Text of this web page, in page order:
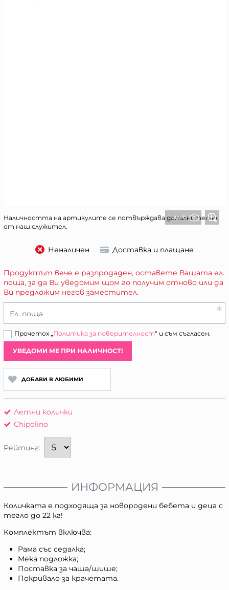
1 от 6
Наличността на артикулите се потвърждава допълнително
от наш служител.
Неналичен Доставка и плащане
Продуктът вече е разпродаден, оставете Вашата ел.
поща, за да Ви уведомим щом го получим отново или да
Ви предложим негов заместител.
Ел. поща
Прочетох „Политика за поверителност“ и съм съгласен.
УВЕДОМИ МЕ ПРИ НАЛИЧНОСТ!
ДОБАВИ В ЛЮБИМИ
Летни колички
Chipolino
Рейтинг:
ИНФОРМАЦИЯ
Количката е подходяща за новородени бебета и деца с
тегло до 22 кг!
Комплектът включва:
Рама със седалка;
Мека подложка;
Поставка за чаша/шише;
Покривало за крачетата.